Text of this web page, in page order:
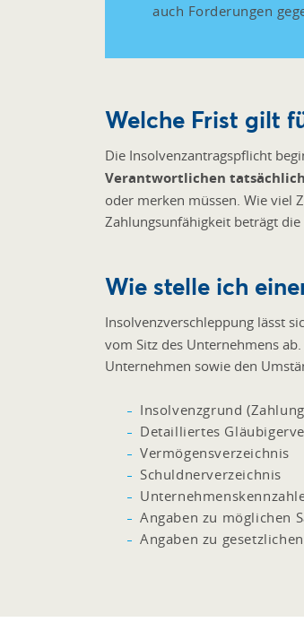
auch Forderungen
Welche Frist gilt
Die Insolvenzantragspflicht
Verantwortlichen
oder merken müssen. Wie viel
Zahlungsunfähigkeit beträgt die
Wie stelle ich
Insolvenzverschleppung lässt
vom Sitz des Unternehmens
Unternehmen sowie den
Insolvenzgrund
Detailliertes
Vermögensverzeichnis
Schuldnerverzeichnis
Angaben zu möglichen
Angaben zu